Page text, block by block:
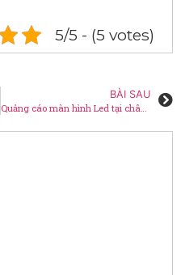
5/5 - (5 votes)
BÀI SAU
Quảng cáo màn hình Led tại chân cầu Sài Gòn